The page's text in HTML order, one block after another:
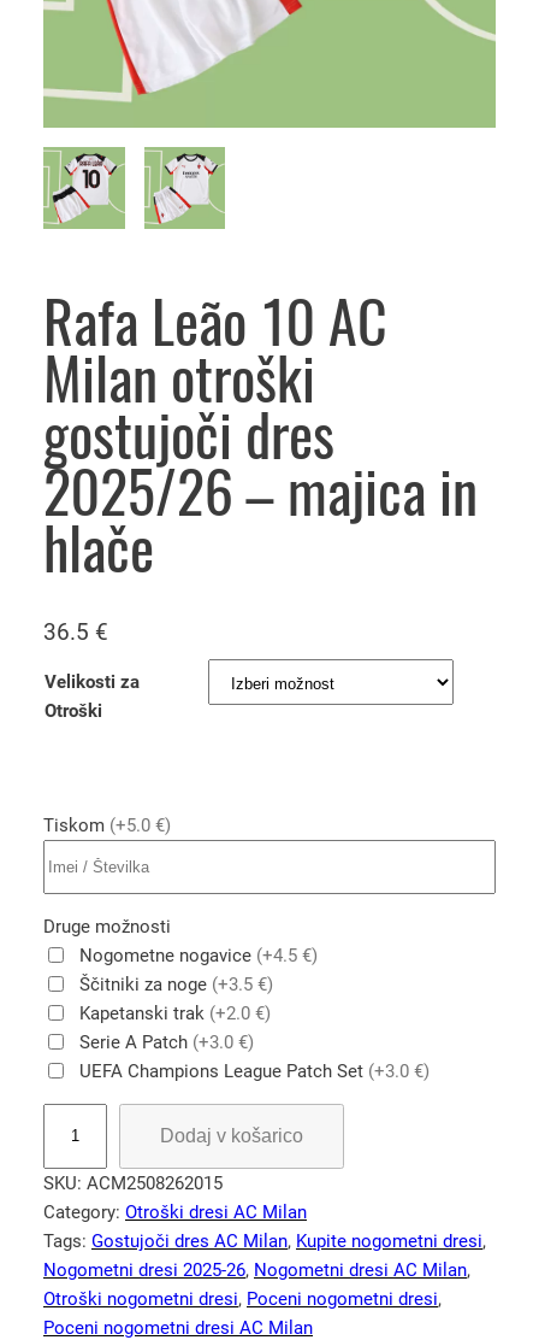
Rafa Leão 10 AC
Milan otroški
gostujoči dres
2025/26 – majica in
hlače
36.5 €
Velikosti za
Otroški
Tiskom (+5.0 €)
Druge možnosti
Nogometne nogavice (+4.5 €)
Ščitniki za noge (+3.5 €)
Kapetanski trak (+2.0 €)
Serie A Patch (+3.0 €)
UEFA Champions League Patch Set (+3.0 €)
f
a
L
e
ã
o
Dodaj v košarico
SKU: ACM2508262015
Category: Otroški dresi AC Milan
Tags: Gostujoči dres AC Milan, Kupite nogometni dresi
Nogometni dresi 2025-26, Nogometni dresi AC Milan
Otroški nogometni dresi, Poceni nogometni dresi
Poceni nogometni dresi AC Milan